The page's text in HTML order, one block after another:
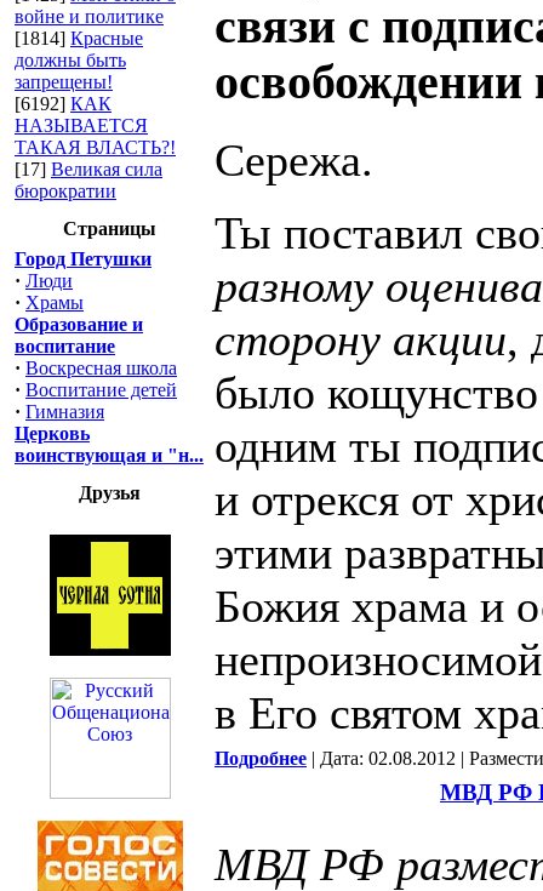
войне и политике
[1814] Красные
должны быть
запрещены!
[6192] КАК
НАЗЫВАЕТСЯ
ТАКАЯ ВЛАСТЬ?!
[17] Великая сила
бюрократии
Страницы
Город Петушки
· Люди
· Храмы
Образование и
воспитание
· Воскресная школа
· Воспитание детей
· Гимназия
Церковь
воинствующая и "н...
Друзья
связи с
Сережа.
Ты поставил
разному
сторону акции,
было
одним ты
и отрекся от
этими
Божия храма и
в Его святом
Подробнее | Дата: 02.08.2012 |
МВД РФ
МВД РФ